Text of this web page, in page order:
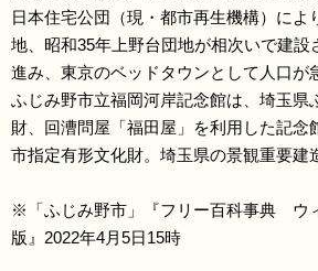
日本住宅公団（現・都市再生機構）によ
地、昭和35年上野台団地が相次いで建設
進み、東京のベッドタウンとして人口が
ふじみ野市立福岡河岸記念館は、埼玉県
財、回漕問屋「福田屋」を利用した記念
市指定有形文化財。埼玉県の景観重要建
※「ふじみ野市」『フリー百科事典 ウ
版』2022年4月5日15時